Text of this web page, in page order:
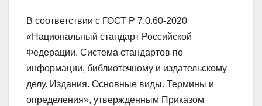
В соответствии с ГОСТ Р 7.0.60-2020
«Национальный стандарт Российской
Федерации. Система стандартов по
информации, библиотечному и издательскому
делу. Издания. Основные виды. Термины и
определения», утвержденным Приказом